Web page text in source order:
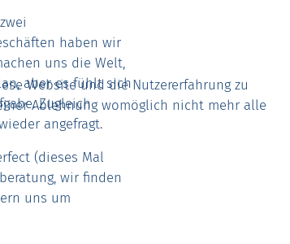
haben wir
uns die Welt,
aber es fühlt sich
Zugleich
angefragt.
(dieses Mal
wir finden
uns um
Website und die Nutzererfahrung zu
Ablehnung womöglich nicht mehr alle